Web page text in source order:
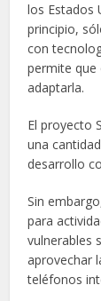
los Estados
principio,
con
permite que
adaptarla.
El proyecto
una
desarrollo
Sin
para
vulnerables
aprovechar
teléfonos